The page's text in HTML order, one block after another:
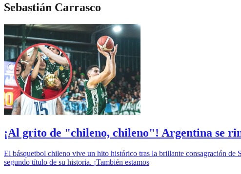
Sebastián Carrasco
¡Al grito de "chileno, chileno"! Argentina se
El básquetbol chileno vive un hito histórico tras la brillante consagración
segundo título de su historia. ¡También estamos